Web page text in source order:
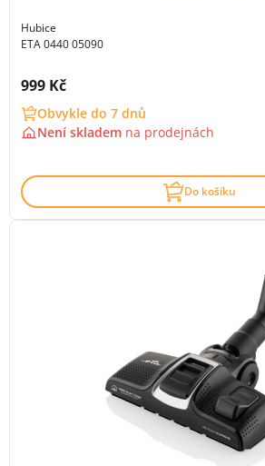
Hubice
ETA 0440 05090
Cena s DPH:
999 Kč
Obvykle do 7 dnů
Není skladem na prodejnách
Do košíku